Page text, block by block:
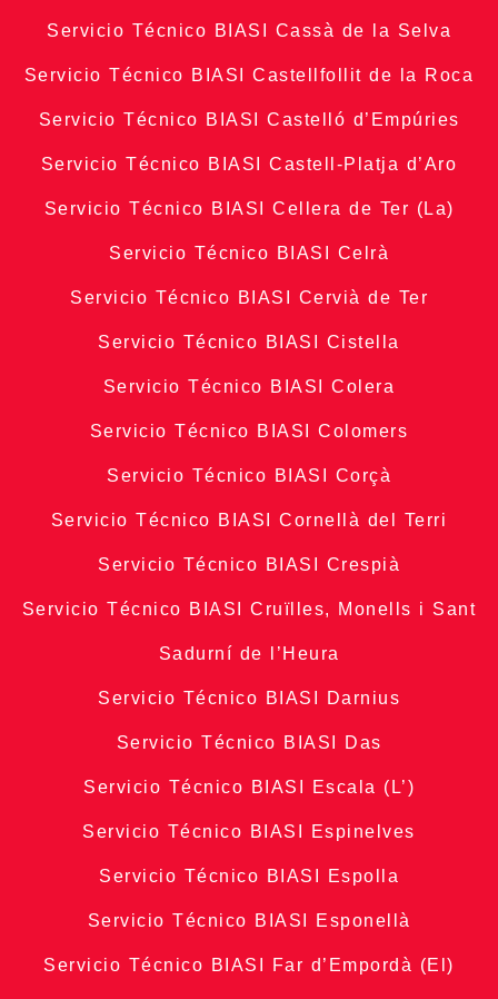
Servicio Técnico BIASI Cassà de la Selva
Servicio Técnico BIASI Castellfollit de la Roca
Servicio Técnico BIASI Castelló d’Empúries
Servicio Técnico BIASI Castell-Platja d’Aro
Servicio Técnico BIASI Cellera de Ter (La)
Servicio Técnico BIASI Celrà
Servicio Técnico BIASI Cervià de Ter
Servicio Técnico BIASI Cistella
Servicio Técnico BIASI Colera
Servicio Técnico BIASI Colomers
Servicio Técnico BIASI Corçà
Servicio Técnico BIASI Cornellà del Terri
Servicio Técnico BIASI Crespià
Servicio Técnico BIASI Cruïlles, Monells i Sant
Sadurní de l’Heura
Servicio Técnico BIASI Darnius
Servicio Técnico BIASI Das
Servicio Técnico BIASI Escala (L’)
Servicio Técnico BIASI Espinelves
Servicio Técnico BIASI Espolla
Servicio Técnico BIASI Esponellà
Servicio Técnico BIASI Far d’Empordà (El)